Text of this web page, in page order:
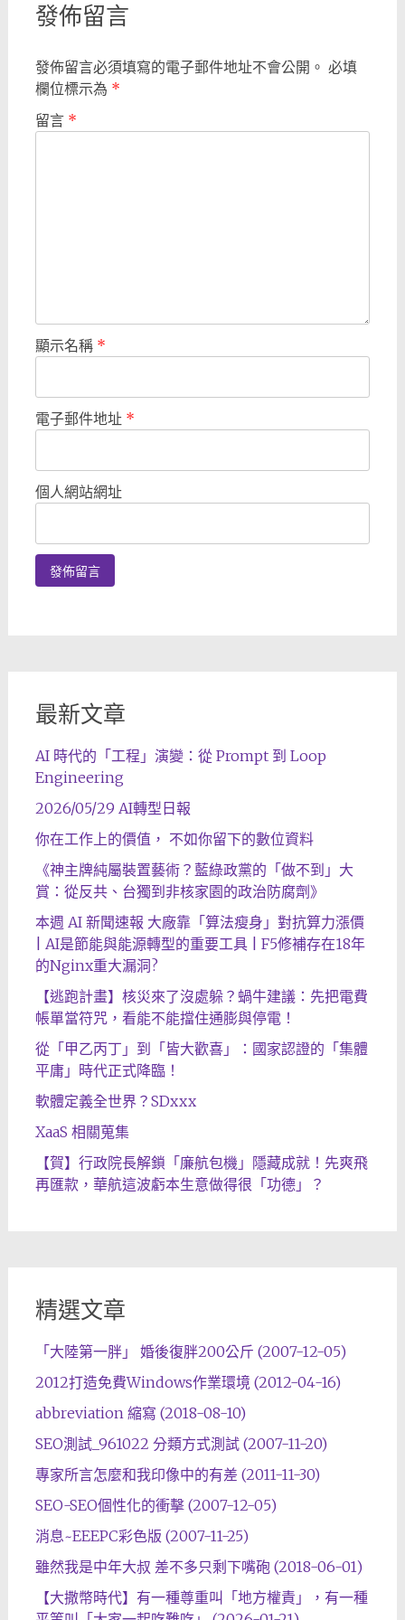
發佈留言
發佈留言必須填寫的電子郵件地址不會公開。 必填
欄位標示為 *
留言 *
顯示名稱 *
電子郵件地址 *
個人網站網址
最新文章
AI 時代的「工程」演變：從 Prompt 到 Loop
Engineering
2026/05/29 AI轉型日報
你在工作上的價值， 不如你留下的數位資料
《神主牌純屬裝置藝術？藍綠政黨的「做不到」大
賞：從反共、台獨到非核家園的政治防腐劑》
本週 AI 新聞速報 大廠靠「算法瘦身」對抗算力漲價
| AI是節能與能源轉型的重要工具 | F5修補存在18年
的Nginx重大漏洞?
【逃跑計畫】核災來了沒處躲？蝸牛建議：先把電費
帳單當符咒，看能不能擋住通膨與停電！
從「甲乙丙丁」到「皆大歡喜」：國家認證的「集體
平庸」時代正式降臨！
軟體定義全世界？SDxxx
XaaS 相關蒐集
【賀】行政院長解鎖「廉航包機」隱藏成就！先爽飛
再匯款，華航這波虧本生意做得很「功德」？
精選文章
「大陸第一胖」 婚後復胖200公斤 (2007-12-05)
2012打造免費Windows作業環境 (2012-04-16)
abbreviation 縮寫 (2018-08-10)
SEO測試_961022 分類方式測試 (2007-11-20)
專家所言怎麼和我印像中的有差 (2011-11-30)
SEO-SEO個性化的衝擊 (2007-12-05)
消息~EEEPC彩色版 (2007-11-25)
雖然我是中年大叔 差不多只剩下嘴砲 (2018-06-01)
【大撒幣時代】有一種尊重叫「地方權責」，有一種